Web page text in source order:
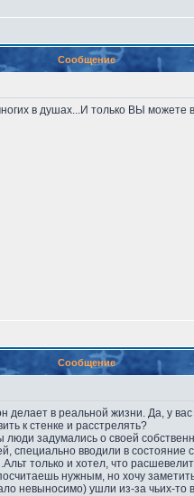
Сообщение
в душах...И только ВЫ
Сообщение
делает в реальной жизни. Да, у
к стенке и расстрелять?
люди задумались о своей
специально вводили в состояние
только и хотел, что
нужным, но хочу
невыносимо) ушли из-за чьих-